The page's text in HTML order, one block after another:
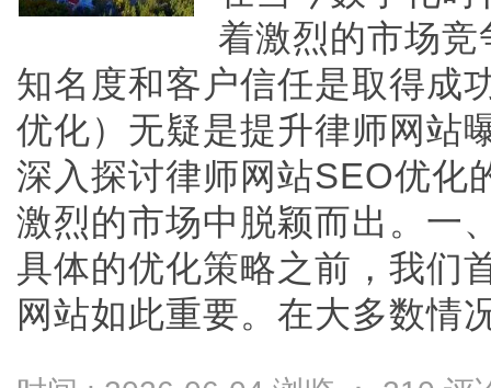
着激烈的市场
知名度和客户信任是取得成
优化）无疑是提升律师网站
深入探讨律师网站SEO优化
激烈的市场中脱颖而出。一
具体的优化策略之前，我们
网站如此重要。在大多数情